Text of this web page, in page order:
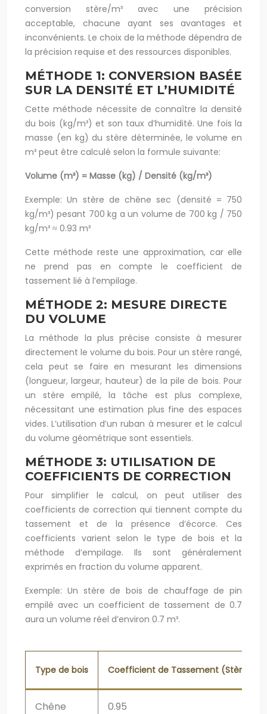
conversion stère/m³ avec une précision
acceptable, chacune ayant ses avantages et
inconvénients. Le choix de la méthode dépendra de
la précision requise et des ressources disponibles.
MÉTHODE 1: CONVERSION BASÉE
SUR LA DENSITÉ ET L’HUMIDITÉ
Cette méthode nécessite de connaître la densité
du bois (kg/m³) et son taux d’humidité. Une fois la
masse (en kg) du stère déterminée, le volume en
m³ peut être calculé selon la formule suivante:
Volume (m³) = Masse (kg) / Densité (kg/m³)
Exemple: Un stère de chêne sec (densité = 750
kg/m³) pesant 700 kg a un volume de 700 kg / 750
kg/m³ ≈ 0.93 m³
Cette méthode reste une approximation, car elle
ne prend pas en compte le coefficient de
tassement lié à l’empilage.
MÉTHODE 2: MESURE DIRECTE
DU VOLUME
La méthode la plus précise consiste à mesurer
directement le volume du bois. Pour un stère rangé,
cela peut se faire en mesurant les dimensions
(longueur, largeur, hauteur) de la pile de bois. Pour
un stère empilé, la tâche est plus complexe,
nécessitant une estimation plus fine des espaces
vides. L’utilisation d’un ruban à mesurer et le calcul
du volume géométrique sont essentiels.
MÉTHODE 3: UTILISATION DE
COEFFICIENTS DE CORRECTION
Pour simplifier le calcul, on peut utiliser des
coefficients de correction qui tiennent compte du
tassement et de la présence d’écorce. Ces
coefficients varient selon le type de bois et la
méthode d’empilage. Ils sont généralement
exprimés en fraction du volume apparent.
Exemple: Un stère de bois de chauffage de pin
empilé avec un coefficient de tassement de 0.7
aura un volume réel d’environ 0.7 m³.
Type de bois Coefficient de Tassement (Stère
Chêne 0.95